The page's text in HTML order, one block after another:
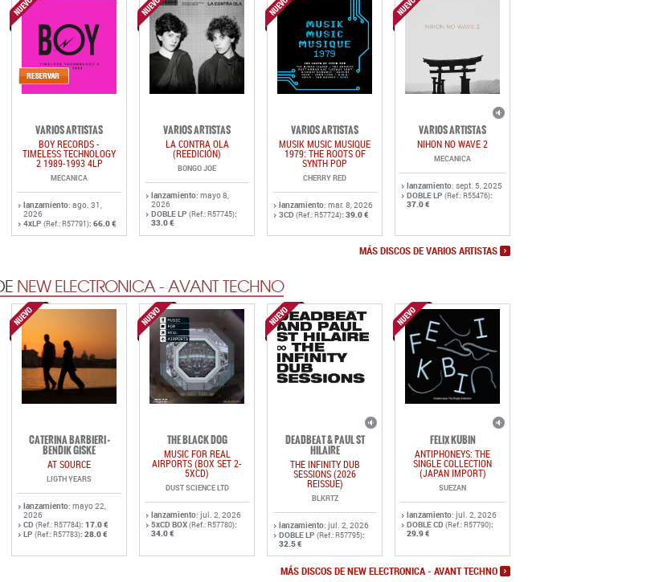
VARIOS ARTISTAS
BOY RECORDS -
TIMELESS TECHNOLOGY
2 1989-1993 4LP
MECANICA
lanzamiento: ago. 31,
2026
4xLP (Ref.: R57791): 66.0 €
VARIOS ARTISTAS
LA CONTRA OLA
(REEDICIÓN)
BONGO JOE
lanzamiento: mayo 8,
2026
DOBLE LP (Ref.: R57745):
33.0 €
VARIOS ARTISTAS
MUSIK MUSIC MUSIQUE
1979: THE ROOTS OF
SYNTH POP
CHERRY RED
lanzamiento: mar. 8, 2026
3CD (Ref.: R57724): 39.0 €
VARIOS ARTISTAS
NIHON NO WAVE 2
MECANICA
lanzamiento: sept. 5, 2025
DOBLE LP (Ref.: R55476):
37.0 €
MÁS DISCOS DE VARIOS ARTISTAS
NEW ELECTRONICA - AVANT TECHNO
CATERINA BARBIERI -
BENDIK GISKE
AT SOURCE
LIGTH YEARS
lanzamiento: mayo 22,
2026
CD (Ref.: R57784): 17.0 €
LP (Ref.: R57783): 28.0 €
THE BLACK DOG
MUSIC FOR REAL
AIRPORTS (BOX SET 2-
5XCD)
DUST SCIENCE LTD
lanzamiento: jul. 2, 2026
5xCD BOX(Ref.: R57780):
34.0 €
DEADBEAT & PAUL ST
HILAIRE
THE INFINITY DUB
SESSIONS (2026
REISSUE)
BLKRTZ
lanzamiento: jul. 2, 2026
DOBLE LP (Ref.: R57795):
32.5 €
FELIX KUBIN
ANTIPHONEYS: THE
SINGLE COLLECTION
(JAPAN IMPORT)
SUEZAN
lanzamiento: jul. 2, 2026
DOBLE CD (Ref.: R57790):
29.9 €
MÁS DISCOS DE NEW ELECTRONICA - AVANT TECHNO